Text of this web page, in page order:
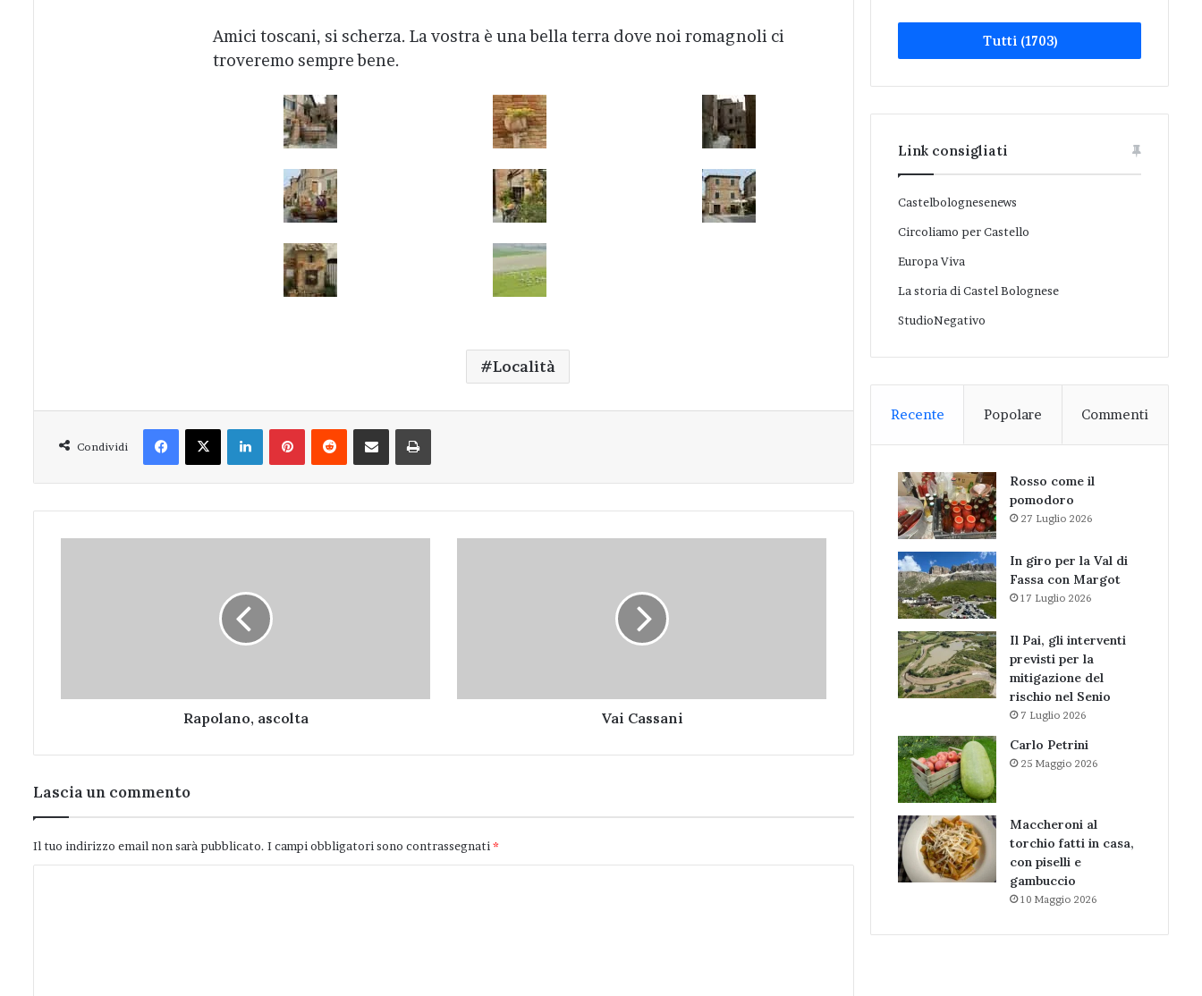
Amici toscani, si scherza. La vostra è una bella terra dove noi romagnoli ci
troveremo sempre bene.
Località
Condividi
Facebook
X LinkedInPinterestReddit Condividi via Email Stampa
Rapolano, ascolta Vai Cassani
Lascia un commento
Il tuo indirizzo email non sarà pubblicato. I campi obbligatori sono contrassegnati *
Tutti (1703)
Link consigliati
Castelbolognesenews
Circoliamo per Castello
Europa Viva
La storia di Castel Bolognese
StudioNegativo
Recente Popolare Commenti
Rosso come il
pomodoro
27 Luglio 2026
In giro per la Val di
Fassa con Margot
17 Luglio 2026
Il Pai, gli interventi
previsti per la
mitigazione del
rischio nel Senio
7 Luglio 2026
Carlo Petrini
25 Maggio 2026
Maccheroni al
torchio fatti in casa,
con piselli e
gambuccio
10 Maggio 2026